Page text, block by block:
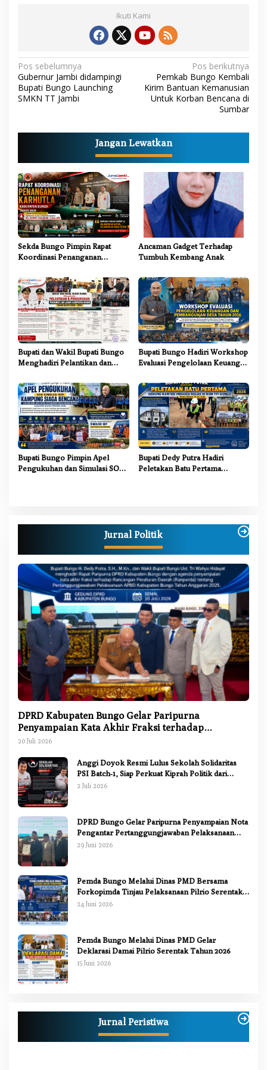
Ikuti Kami
N
a
v
g
s
i
p
o
s
Pos sebelumnya
Gubernur Jambi didampingi
Bupati Bungo Launching
SMKN TT Jambi
Pos berikutnya
Pemkab Bungo Kembali
Kirim Bantuan Kemanusian
Untuk Korban Bencana di
Sumbar
Jangan Lewatkan
Sekda Bungo Pimpin Rapat
Koordinasi Penanganan
Sinergi Lintas Sektor
Ancaman Gadget Terhadap
Tumbuh Kembang Anak
Bupati dan Wakil Bupati Bungo
Menghadiri Pelantikan dan
Jambi Kabupaten Bungo
Bupati Bungo Hadiri Workshop
Evaluasi Pengelolaan Keuangan
2026
Bupati Bungo Pimpin Apel
Pengukuhan dan Simulasi SOP
Bupati Dedy Putra Hadiri
Peletakan Batu Pertama
Jurnal Politik
DPRD Kabupaten Bungo Gelar Paripurna
Penyampaian Kata Akhir Fraksi terhadap
Ranperda Pertanggungjawaban APBD 2025
20 Juli 2026
Anggi Doyok Resmi Lulus Sekolah Solidaritas
PSI Batch-1, Siap Perkuat Kiprah Politik dari
Daerah
2 Juli 2026
DPRD Bungo Gelar Paripurna Penyampaian Nota
Pengantar Pertanggungjawaban Pelaksanaan
APBD 2025
29 Juni 2026
Pemda Bungo Melalui Dinas PMD Bersama
Forkopimda Tinjau Pelaksanaan Pilrio Serentak
2026
24 Juni 2026
Pemda Bungo Melalui Dinas PMD Gelar
Deklarasi Damai Pilrio Serentak Tahun 2026
15 Juni 2026
Jurnal Peristiwa